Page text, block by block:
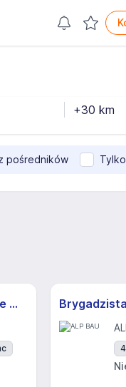
pośredników
Operator żurawia | Atrakcyjne Warunki